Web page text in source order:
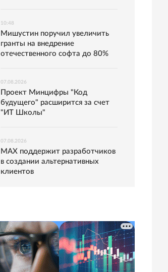
10:48
Мишустин поручил увеличить
гранты на внедрение
отечественного софта до 80%
07.08.2026
Проект Минцифры "Код
будущего" расширится за счет
"ИТ Школы"
07.08.2026
MAX поддержит разработчиков
в создании альтернативных
клиентов